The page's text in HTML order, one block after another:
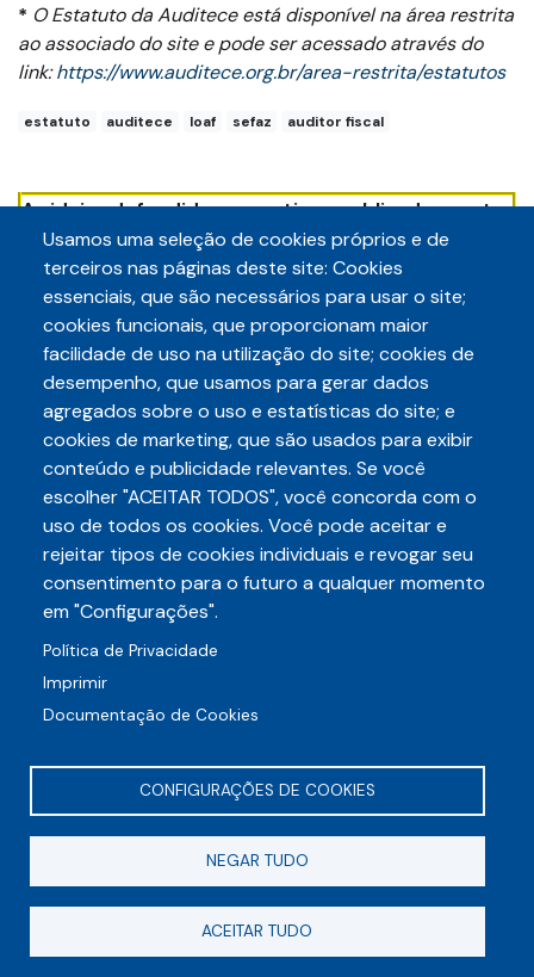
* O Estatuto da Auditece está disponível na área restrita
ao associado do site e pode ser acessado através do
link:https://www.auditece.org.br/area-restrita/estatutos
estatuto auditece loaf sefaz auditor fiscal
As ideias defendidas nos artigos publicados neste
Blog são de responsabilidade dos autores e não
necessariamente refletem a posição institucional
da Auditece.
Telefone
(85)3248-5657
E-mail
auditece@auditece.org.br
Fortaleza - CE
© AUDITECE - Todos os direitos reservados
Usamos uma seleção de cookies próprios e de
terceiros nas páginas deste site: Cookies
essenciais, que são necessários para usar o site;
cookies funcionais, que proporcionam maior
facilidade de uso na utilização do site; cookies de
desempenho, que usamos para gerar dados
agregados sobre o uso e estatísticas do site; e
cookies de marketing, que são usados para exibir
conteúdo e publicidade relevantes. Se você
escolher "ACEITAR TODOS", você concorda com o
uso de todos os cookies. Você pode aceitar e
rejeitar tipos de cookies individuais e revogar seu
consentimento para o futuro a qualquer momento
em "Configurações".
Política de Privacidade
Imprimir
Documentação de Cookies
CONFIGURAÇÕES DE COOKIES
NEGAR TUDO
ACEITAR TUDO